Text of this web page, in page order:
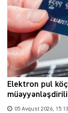
Elektron pul
05 Avqust 2026, 15:13